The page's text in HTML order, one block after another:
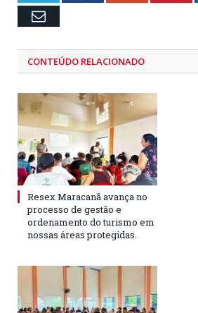
Email
CONTEÚDO RELACIONADO
Resex Maracanã avança no
processo de gestão e
ordenamento do turismo em
nossas áreas protegidas.